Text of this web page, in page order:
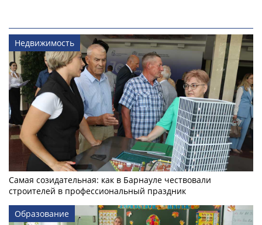
Недвижимость
Самая созидательная: как в Барнауле чествовали
строителей в профессиональный праздник
Образование